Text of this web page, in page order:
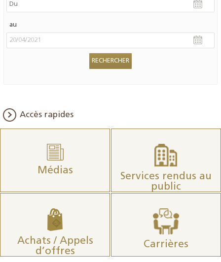
au
Accès rapides
Médias
Services rendus au
public
Achats / Appels
d’offres
Carrières